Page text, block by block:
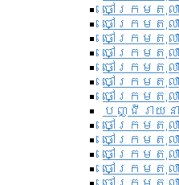
ចៅក្រមតុល
ចៅក្រមតុល
ចៅក្រមតុល
ចៅក្រមតុល
ចៅក្រមតុល
ចៅក្រមតុល
ចៅក្រមតុល
បញ្ជីរាយ
ចៅក្រមតុល
ចៅក្រមតុល
ចៅក្រមតុល
ចៅក្រមតុល